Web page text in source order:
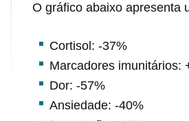
O gráfico abaixo apresenta
Cortisol: -37%
Marcadores imunitários:
Dor: -57%
Ansiedade: -40%